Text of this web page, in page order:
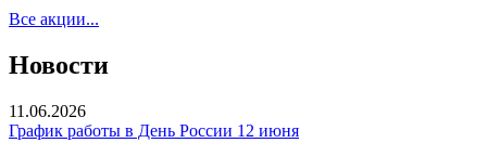
Все акции...
Новости
11.06.2026
График работы в День России 12 июня